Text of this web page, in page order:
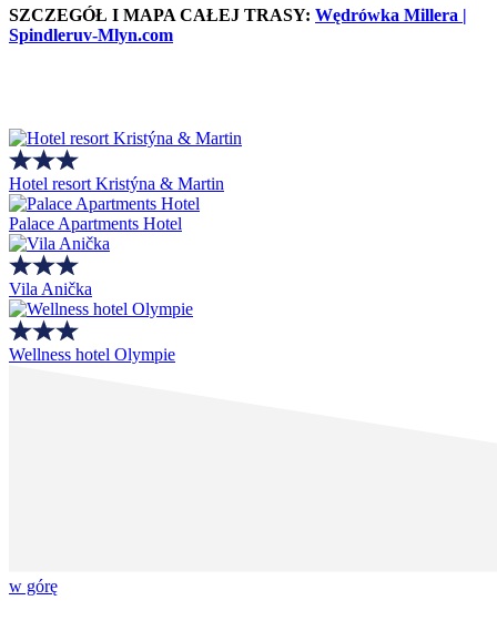
SZCZEGÓŁ I MAPA CAŁEJ TRASY: Wędrówka Millera |
Spindleruv-Mlyn.com
Hotel resort Kristýna & Martin
Palace Apartments Hotel
Vila Anička
Wellness hotel Olympie
w górę